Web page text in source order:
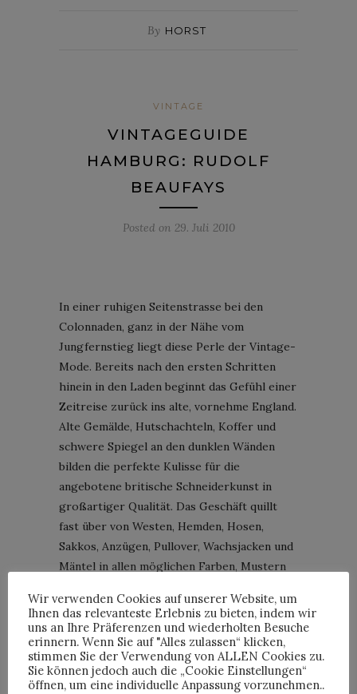
By HORST
VINTAGE
VINTAGEGUIDE
HAMBURG: RUDOLF
BEAUFAYS
Posted on 29. Juli 2010
In einer ruhigen Seitenstrasse bei den
Colonnaden, ganz in der Nähe vom
Jungfernstieg liegt diese Perle der Vintage-
Mode. Bereits nach den ersten Schritten
hinein in den Laden beginnt das Gefühl einer
Zeitreise zurück ins alte, vornehme England.
Alte Gemälde, Hutschachteln, Koffer und
schwere Spiegel an den dunklen Wänden
bilden die perfekte Kulisse für die
angebotene britische Schneiderkunst in
großartiger Qualität. Das Geschäft quillt
fast über von Westen, Hemden, Hosen,
Sakkos, Anzügen, Pullover, Wachsjacken und
Mäntel in allen möglichen Farben, Mustern
Accessoires, zum Beispiel schmale
Seidenschals mit Paisleymuster, schöne
Krawatten und feine Schuhe aus Leder. Alle
angebotene Teile sind gereinigt und der
sehr sympathische Ladenbesitzer hat zu
Wir verwenden Cookies auf unserer Website, um
Ihnen das relevanteste Erlebnis zu bieten, indem wir
uns an Ihre Präferenzen und wiederholten Besuche
erinnern. Wenn Sie auf "Alles zulassen“ klicken,
stimmen Sie der Verwendung von ALLEN Cookies zu.
Sie können jedoch auch die „Cookie Einstellungen“
öffnen, um eine individuelle Anpassung vorzunehmen..